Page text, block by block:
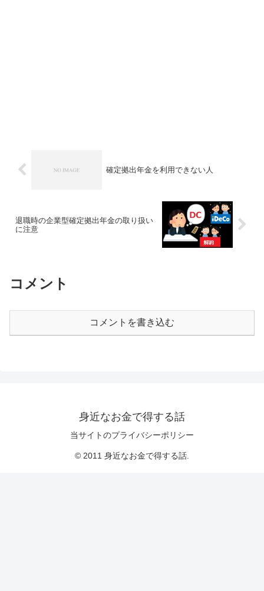
確定拠出年金を利用できない人
退職時の企業型確定拠出年金の取り扱い
に注意
コメント
コメントを書き込む
身近なお金で得する話
当サイトのプライバシーポリシー
© 2011 身近なお金で得する話.